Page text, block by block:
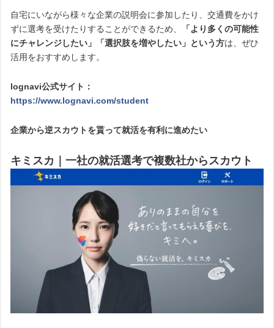
自宅にいながら様々な企業の説明会に参加したり、交通費をかけ
ずに選考を受けたりすることができるため、
「より多くの可能性
にチャレンジしたい」「選択肢を増やしたい」という方は、ぜひ
活用をおすすめします。
lognavi公式サイト：
https://www.lognavi.com/student
企業から逆スカウトを貰って就活を有利に進めたい
キミスカ｜一社の就活選考で複数社からスカウト